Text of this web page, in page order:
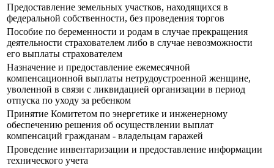
Предоставление земельных участков, находящихся в
федеральной собственности, без проведения торгов
Пособие по беременности и родам в случае прекращения
деятельности страхователем либо в случае невозможности
его выплаты страхователем
Назначение и предоставление ежемесячной
компенсационной выплаты нетрудоустроенной женщине,
уволенной в связи с ликвидацией организации в период
отпуска по уходу за ребенком
Принятие Комитетом по энергетике и инженерному
обеспечению решения об осуществлении выплат
компенсаций гражданам - владельцам гаражей
Проведение инвентаризации и предоставление информации
технического учета